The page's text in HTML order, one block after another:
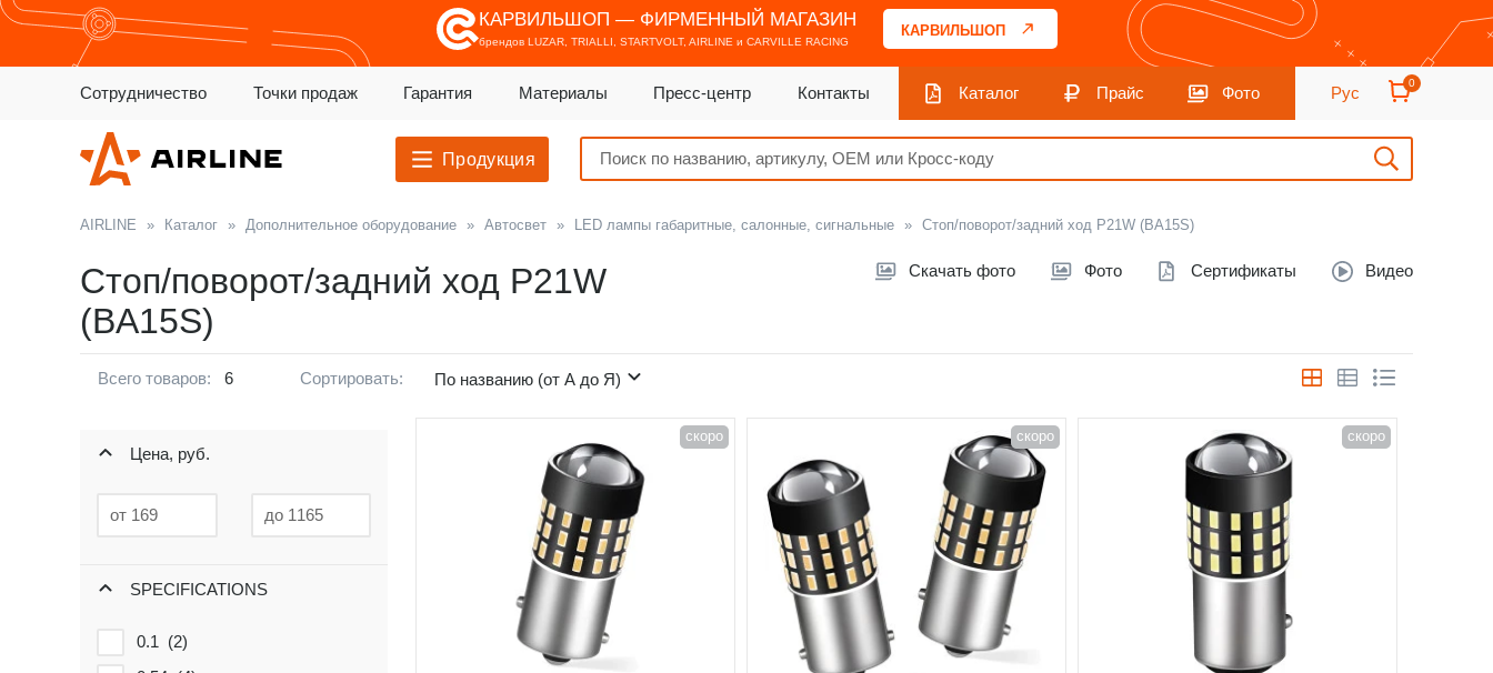
КАРВИЛЬШОП — ФИРМЕННЫЙ МАГАЗИН
брендов LUZAR, TRIALLI, STARTVOLT, AIRLINE и CARVILLE RACING
КАРВИЛЬШОП
Сотрудничество Точки продаж Гарантия Материалы Пресс-центр Контакты Каталог Прайс Фото Рус
0
Продукция
AIRLINE » Каталог » Дополнительное оборудование » Автосвет » LED лампы габаритные, салонные, сигнальные » Стоп/поворот/задний ход P21W (BA15S)
Стоп/поворот/задний ход P21W
(BA15S)
Скачать фото Фото Сертификаты Видео
Всего товаров: 6 Сортировать: По названию (от А до Я)
Цена, руб.
SPECIFICATIONS
0.1 (2)
скоро скоро скоро